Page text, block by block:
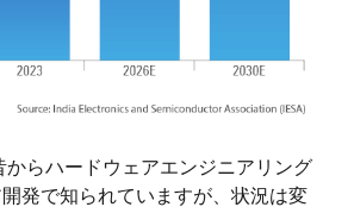
からハードウェアエンジニアリング
発で知られていますが、状況は変